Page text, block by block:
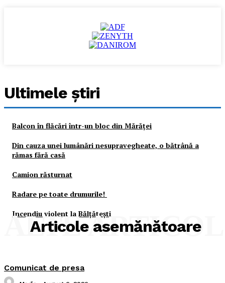
Ultimele ştiri
Balcon în flăcări într-un bloc din Mărăţei
Din cauza unei lumânări nesupravegheate, o bătrână a
rămas fără casă
Camion răsturnat
Radare pe toate drumurile!
Incendiu violent la Bălţăteşti
Articole asemănătoare
ALTE
Comunicat de presa